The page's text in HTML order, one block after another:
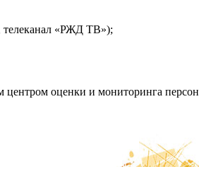
телеканал «РЖД ТВ»);
оценки и мониторинга